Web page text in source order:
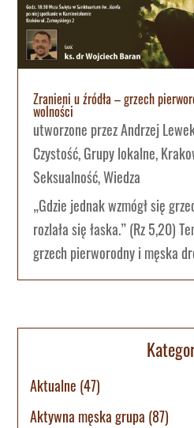
Zranieni u źródła – grzech
wolności
utworzone przezAndrzej
Czystość,Grupy lokalne,
Seksualność,Wiedza
„Gdzie jednak wzmógł się
rozlała się łaska.” (Rz 5,20)
grzech pierworodny i męska
Aktualne (47)
Aktywna męska grupa (87)